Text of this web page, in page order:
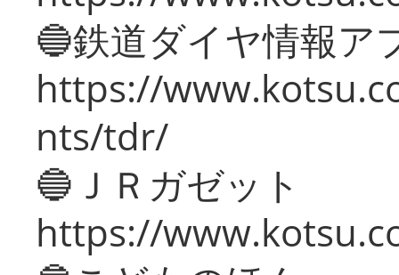
🔵鉄道ダイヤ情報ア
https://
nts/tdr/
🔵ＪＲガゼット
https://